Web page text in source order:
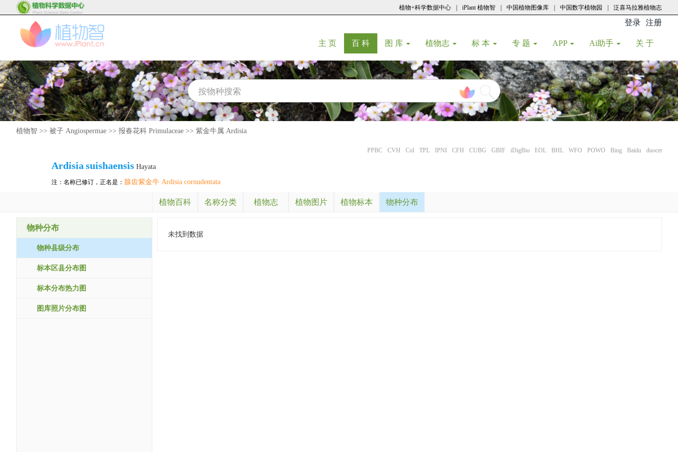
植物+科学数据中心 iPlant 植物智 中国植物图像库 中国数字植物园 泛喜马拉雅植物志
登录 注册
主 页(current)
百 科(current)
图 库 植物志 标 本 专 题 APP Ai助手 关 于
植物智 >> 被子 Angiospermae >> 报春花科 Primulaceae >> 紫金牛属 Ardisia
PPBC CVH Col TPL IPNI CFH CUBG GBIF iDigBio EOL BHL WFO POWO Bing Baidu duocet
Ardisia suishaensis Hayata
注：名称已修订，正名是： 腺齿紫金牛 Ardisia cornudentata
植物百科 名称分类 植物志 植物图片 植物标本 物种分布
物种分布
物种县级分布
标本区县分布图
标本分布热力图
图库照片分布图
未找到数据